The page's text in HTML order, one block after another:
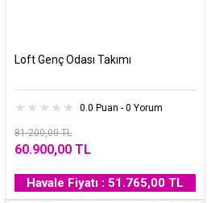
Loft Genç Odası Takımı
0.0 Puan - 0 Yorum
81.200,00 TL
60.900,00 TL
Havale Fiyatı : 51.765,00 TL